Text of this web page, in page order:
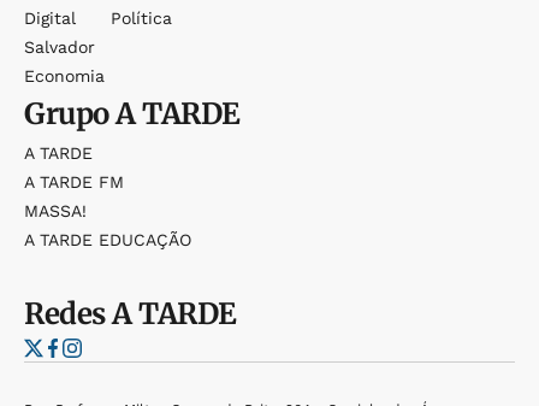
Digital
Salvador
Economia
Política
GrupoA TARDE
A TARDE
A TARDE FM
MASSA!
A TARDE EDUCAÇÃO
RedesA TARDE